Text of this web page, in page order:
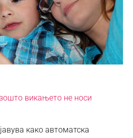
викањето не носи
како автоматска